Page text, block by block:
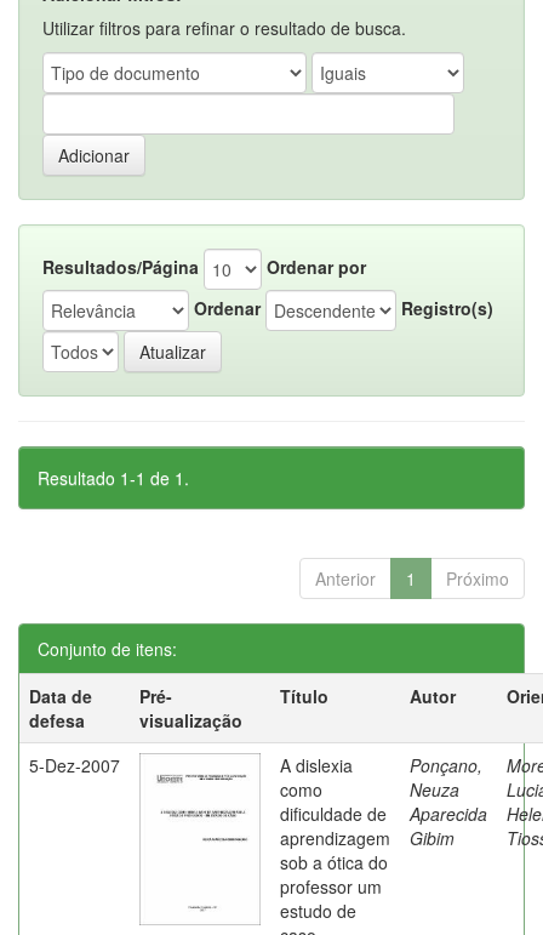
Utilizar filtros para refinar o resultado de busca.
Resultados/Página
Ordenar por
Ordenar
Registro(s)
Resultado 1-1 de 1.
Anterior 1 Próximo
Conjunto de itens:
Data de
defesa
Pré-
visualização
Título Autor
5-Dez-2007
A dislexia
como
dificuldade de
aprendizagem
sob a ótica do
professor um
estudo de
Ponçano,
Neuza
Aparecida
Gibim